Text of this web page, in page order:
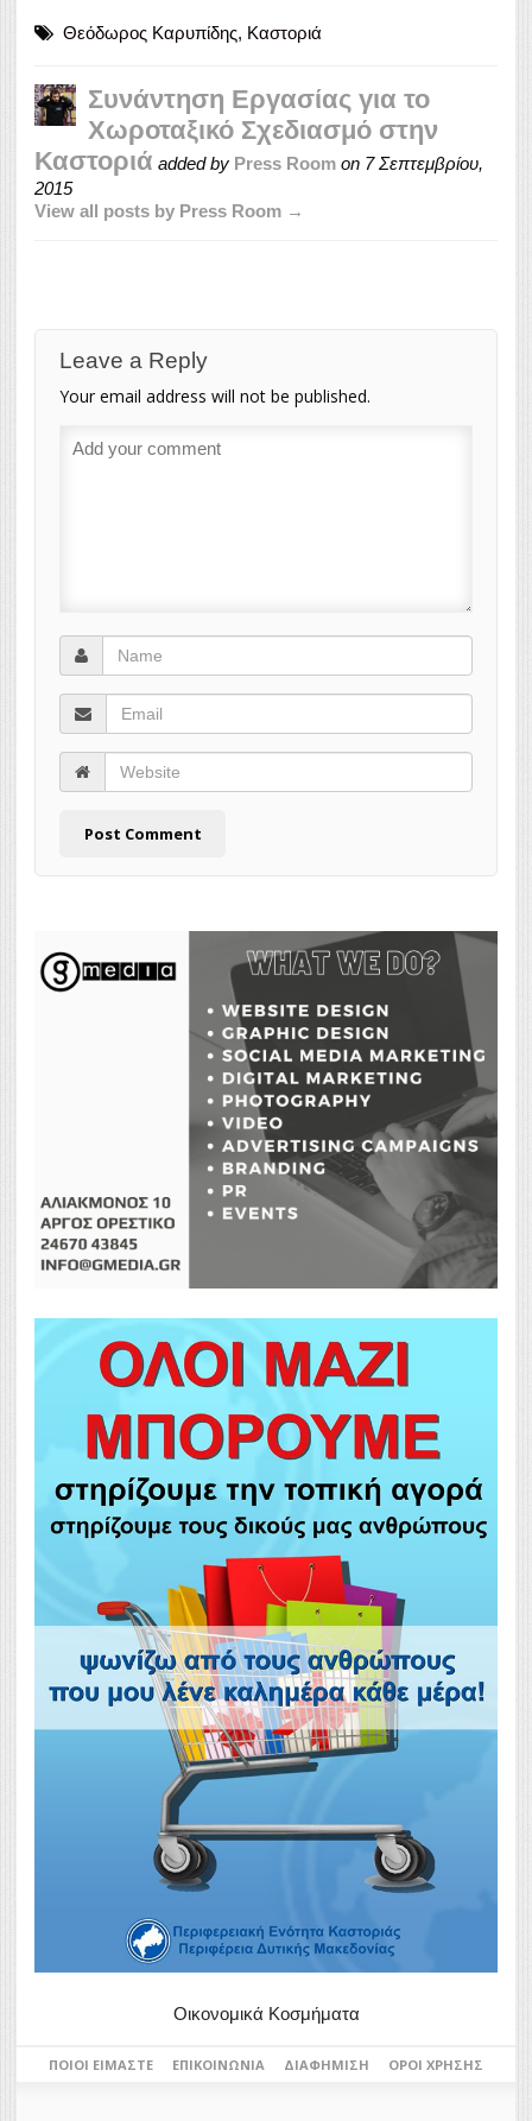
Θεόδωρος Καρυπίδης, Καστοριά
Συνάντηση Εργασίας για το
Χωροταξικό Σχεδιασμό στην
Καστοριά added by Press Room on 7 Σεπτεμβρίου,
2015
View all posts by Press Room →
Leave a Reply
Your email address will not be published.
Οικονομικά Κοσμήματα
ΠΟΙΟΙ ΕΊΜΑΣΤΕ ΕΠΙΚΟΙΝΩΝΊΑ ΔΙΑΦΉΜΙΣΗ ΌΡΟΙ ΧΡΉΣΗΣ